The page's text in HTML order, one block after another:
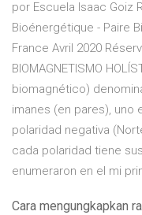
por Escuela Isaac Goiz
Bioénergétique - Paire
France Avril 2020
BIOMAGNETISMO
biomagnético)
imanes (en pares), uno
polaridad negativa
cada polaridad tiene
enumeraron en el mi
Cara mengungkapkan